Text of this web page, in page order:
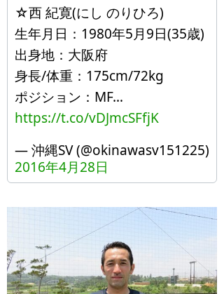
☆西 紀寛(にし のりひろ)
生年月日：1980年5月9日(35歳)
出身地：大阪府
身長/体重：175cm/72kg
ポジション：MF…
https://t.co/vDJmcSFfjK
— 沖縄SV (@okinawasv151225)
2016年4月28日